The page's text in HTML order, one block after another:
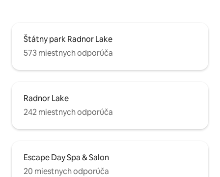
Štátny park Radnor Lake
573 miestnych odporúča
Radnor Lake
242 miestnych odporúča
Escape Day Spa & Salon
20 miestnych odporúča